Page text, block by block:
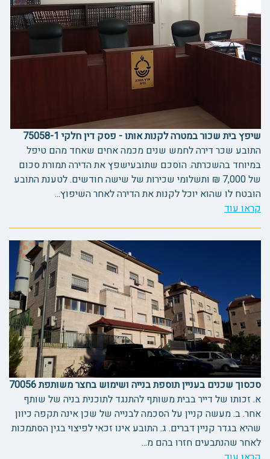
שיפץ בית שכור במטרה לקנות אותו - פסק דין חלקי 75058-1
התובע שכר דירה לחמש שנים מכמה אחים שאחד מהם טיפל
במיוחד בהשכרתה. הוסכם שתובעישפץ את הדירה תמורת סכום
של 7,000 ₪ ותשלומי שכירות של שישה חודשים. לטענת התובע
הובטח לו שהוא יוכל לקנות את הדירה לאחר השיפוץ...
קראו עוד
סכסוך שכנים בעניין תוספת בנייה ושימוש בחצר משותפת 70056
א. זכותו של דייר בבית משותף להתנגד לתוכנית בניה של שותף
אחר. ב. מעשה קניין על הסכמה לבנייה של שכן אינה תקפה כיוון
שהיא בגדר קניין דברים. ג. התובע אינו זכאי לפיצוי בגין הסתמכות
לאחר שהנתבעים חזרו בהם מ...